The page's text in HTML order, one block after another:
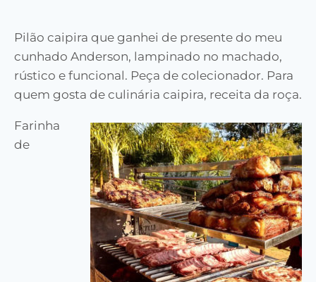
Pilão caipira que ganhei de presente do meu
cunhado Anderson, lampinado no machado,
rústico e funcional. Peça de colecionador. Para
quem gosta de culinária caipira, receita da roça.
Farinha
de